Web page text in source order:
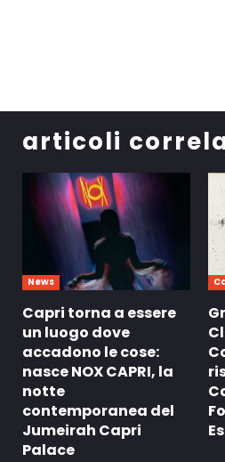
articoli
News
Capri torna a essere
un luogo dove
accadono le cose:
nasce NOX CAPRI, la
notte
contemporanea del
Jumeirah Capri
Palace